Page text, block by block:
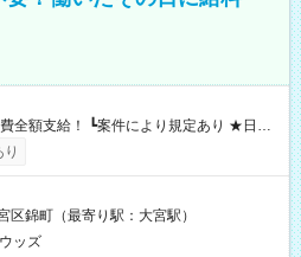
┗働いたその日に現金GET♪ お仕事後はコ
き落とせます！ 【試用期間】試
区錦町（最寄り駅：大宮駅）
ッズ